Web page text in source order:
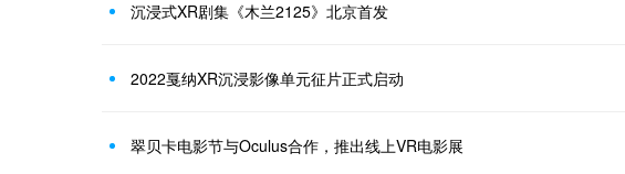
沉浸式XR剧集《木兰2125》北京首发
2022戛纳XR沉浸影像单元征片正式启动
翠贝卡电影节与Oculus合作，推出线上VR电影展